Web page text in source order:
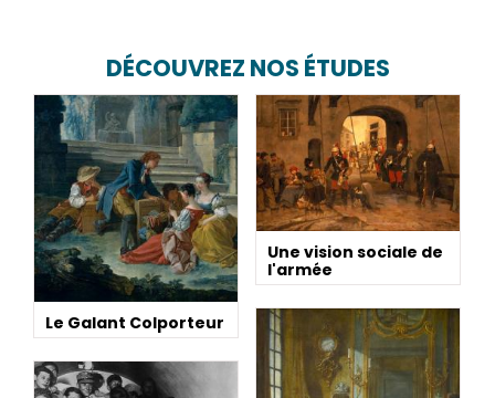
DÉCOUVREZ NOS ÉTUDES
Le Galant Colporteur
Une vision sociale de
l'armée